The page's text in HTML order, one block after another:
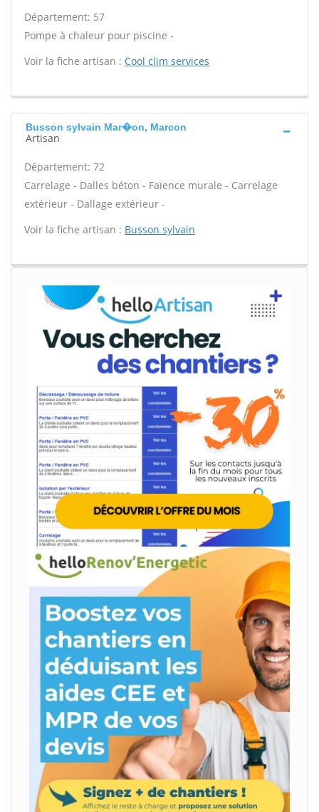
Département: 57
Pompe à chaleur pour piscine -
Voir la fiche artisan : Cool clim services
Busson sylvain Mar�on, Marcon
Artisan
Département: 72
Carrelage - Dalles béton - Faïence murale - Carrelage
extérieur - Dallage extérieur -
Voir la fiche artisan : Busson sylvain